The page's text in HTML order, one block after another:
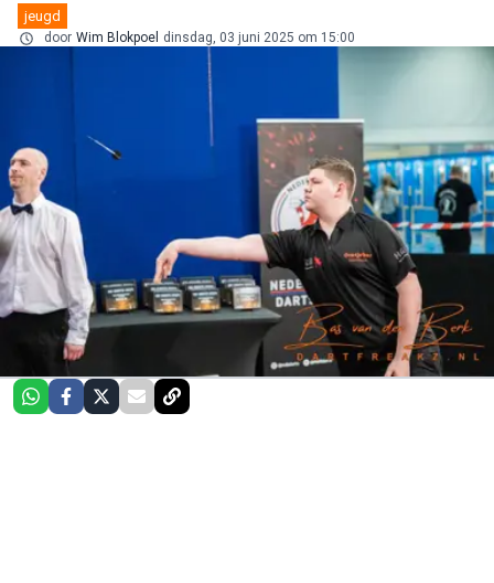
jeugd
door Wim Blokpoel dinsdag, 03 juni 2025 om 15:00